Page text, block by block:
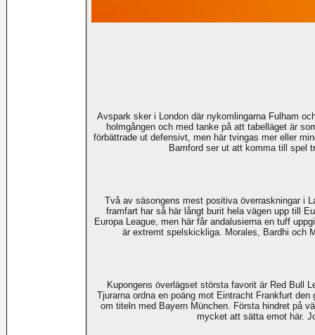
Avspark sker i London där nykomlingarna Fulham
holmgången och med tanke på att tabelläget är
förbättrade ut defensivt, men här tvingas mer eller
Bamford ser ut att komma till spel
Två av säsongens mest positiva överraskningar i
framfart har så här långt burit hela vägen upp till
Europa League, men här får andalusierna en tuff
är extremt spelskickliga. Morales, Bardhi och
Kupongens överlägset största favorit är Red Bull
Tjurarna ordna en poäng mot Eintracht Frankfurt
om titeln med Bayern München. Första hindret på
mycket att sätta emot här.